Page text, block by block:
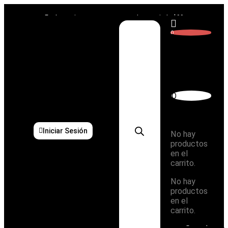
Ir
Envío gratis por compras en web a partir de $99
Iniciar Sesión
0
0
No hay
productos
en el
carrito.
No hay
productos
en el
carrito.